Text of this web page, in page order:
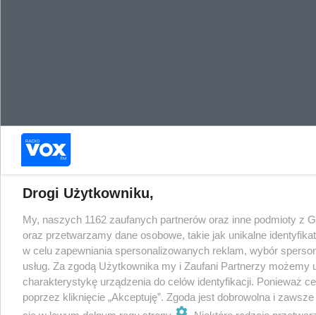
Drogi Użytkowniku,
My, naszych 1162 zaufanych partnerów oraz inne podmioty z
oraz przetwarzamy dane osobowe, takie jak unikalne
w celu zapewniania spersonalizowanych reklam, wybór
usług. Za zgodą Użytkownika my i Zaufani Partnerzy
charakterystykę urządzenia do celów identyfikacji. Ponieważ
poprzez kliknięcie „Akceptuję”. Zgoda jest dobrowolna i